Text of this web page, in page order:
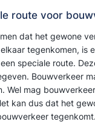
route voor
dat het gewone
tegenkomen, is
speciale route.
Bouwverkeer
Wel mag
kan dus dat het
tegenkomt.